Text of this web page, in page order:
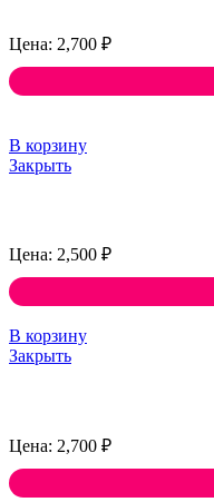
2,700 ₽
В корзину
Закрыть
2,500 ₽
В корзину
Закрыть
2,700 ₽